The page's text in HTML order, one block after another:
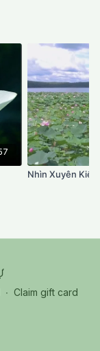
Nhìn Xuyên
∙ Claim gift card